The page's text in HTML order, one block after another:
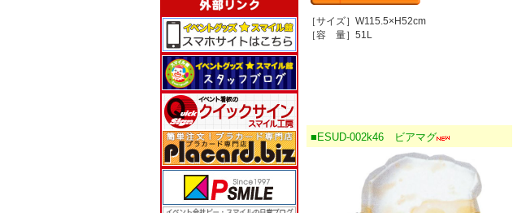
［サイズ］W115.5×H52cm
［容 量］51L
■ESUD-002k46 ビアマグ